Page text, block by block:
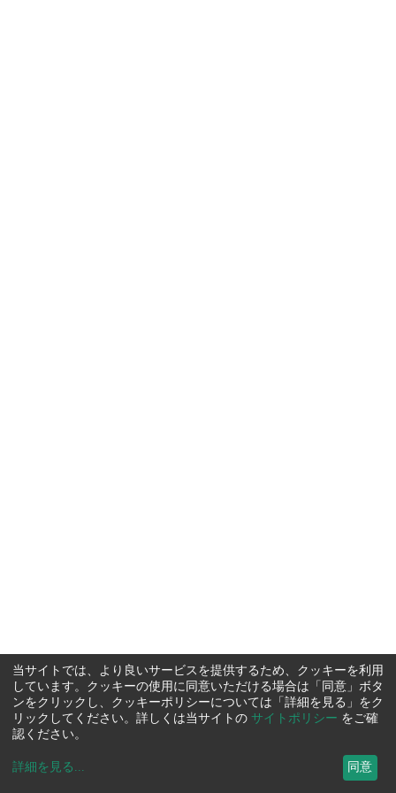
当サイトでは、より良いサービスを提供するため、クッキーを利用
しています。クッキーの使用に同意いただける場合は「同意」ボタ
ンをクリックし、クッキーポリシーについては「詳細を見る」をク
リックしてください。詳しくは当サイトの サイトポリシー をご確
認ください。
詳細を見る ... 同意